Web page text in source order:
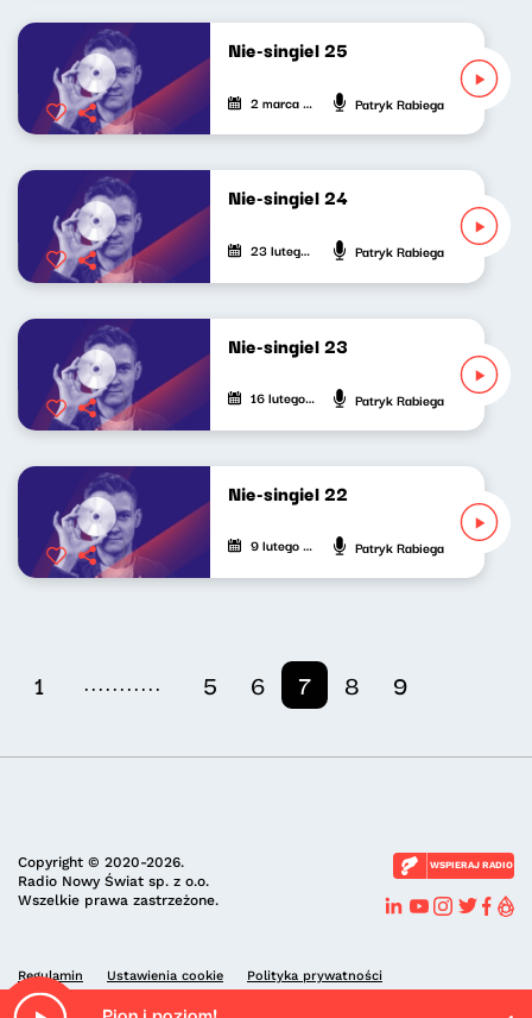
Nie-singiel 25
2 marca 2023 Patryk Rabiega
Nie-singiel 24
23 lutego 2023 Patryk Rabiega
Nie-singiel 23
16 lutego 2023 Patryk Rabiega
Nie-singiel 22
9 lutego 2023 Patryk Rabiega
1 ........... 5 6 7 8 9
Copyright © 2020-2026.
Radio Nowy Świat sp. z o.o.
Wszelkie prawa zastrzeżone.
WSPIERAJ RADIO
Regulamin Ustawienia cookie Polityka prywatności